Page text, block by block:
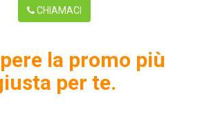
CHIAMACI
la promo più
per te.